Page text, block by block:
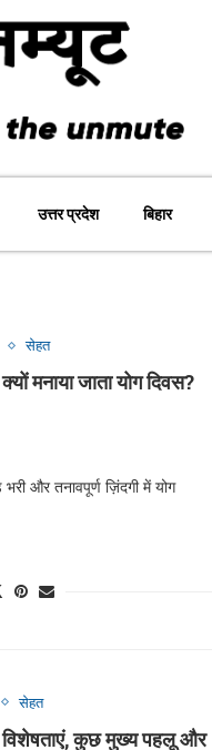
उत्तर प्रदेश बिहार
सेहत
मनाया जाता योग दिवस?
और तनावपूर्ण ज़िंदगी में योग
सेहत
विशेषताएं, कुछ मुख्य पहलू और